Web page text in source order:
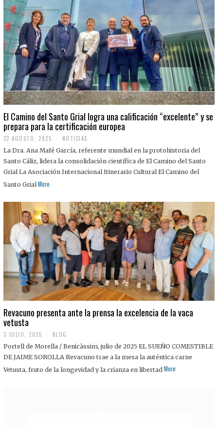
El Camino del Santo Grial logra una calificación “excelente” y se
prepara para la certificación europea
22 AGOSTO, 2025
2
A
G
O
S
2
5
NOTICIAS
La Dra. Ana Mafé García, referente mundial en la protohistoria del
Santo Cáliz, lidera la consolidación científica de El Camino del Santo
Grial La Asociación Internacional Itinerario Cultural El Camino del
Santo Grial More
Revacuno presenta ante la prensa la excelencia de la vaca
vetusta
3 JULIO, 2025
J
U
I
BLOG
Portell de Morella / Benicàssim, julio de 2025 EL SUEÑO COMESTIBLE
DE JAIME SOROLLA Revacuno trae a la mesa la auténtica carne
Vetusta, fruto de la longevidad y la crianza en libertad More